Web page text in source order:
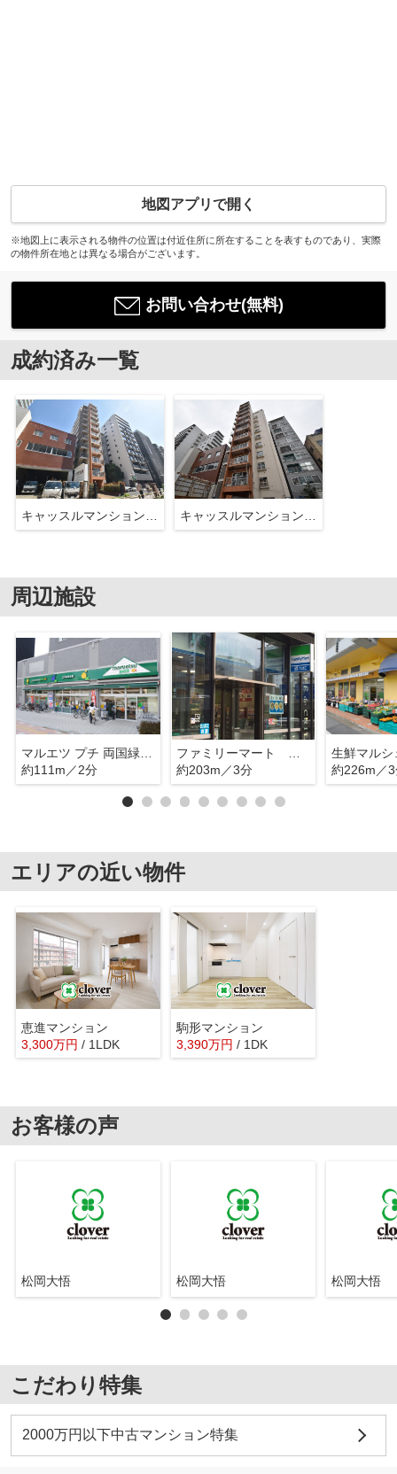
地図アプリで開く
※地図上に表示される物件の位置は付近住所に所在することを表すものであり、実際
の物件所在地とは異なる場合がございます。
お問い合わせ(無料)
成約済み一覧
周辺施設
約111m／2分
約203m／3分
生鮮マルシ
約226m／
エリアの近い物件
恵進マンション
3,300万円 / 1LDK
駒形マンション
3,390万円 / 1DK
お客様の声
松岡大悟 松岡大悟 松岡大悟
こだわり特集
2000万円以下中古マンション特集